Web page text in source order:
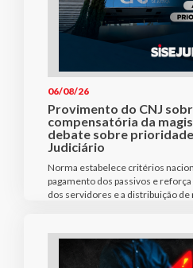
06/08/26
Provimento do CNJ
compensatória da
debate sobre
Judiciário
Norma estabelece critérios
pagamento dos passivos e
dos servidores e a distribuição de